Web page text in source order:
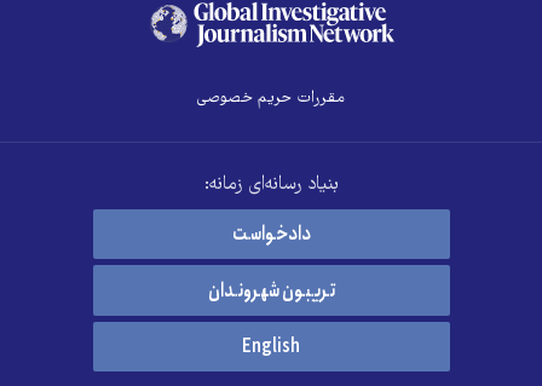
مقررات حریم خصوصی
بنیاد رسانه‌ای زمانه:
دادخواست
تریبون شهروندان
English